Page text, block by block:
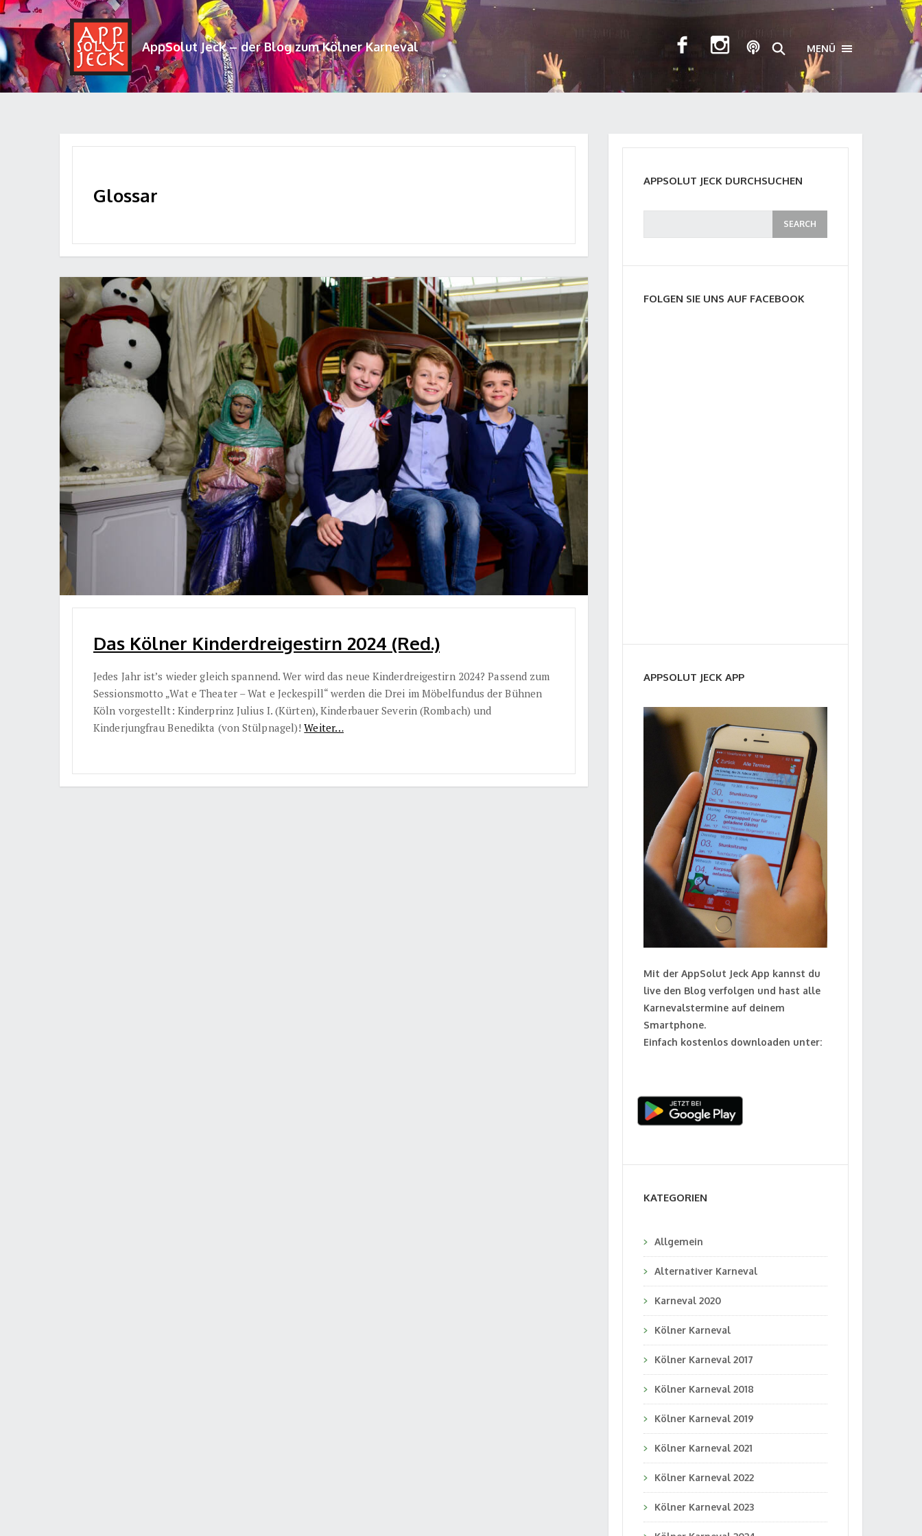
AppSolut Jeck – der Blog zum Kölner Karneval MENÜ TOGGLE
Glossar
Das Kölner Kinderdreigestirn 2024 (Red.)
Jedes Jahr ist’s wieder gleich spannend. Wer wird das neue Kinderdreigestirn 2024? Passend zum
Sessionsmotto „Wat e Theater – Wat e Jeckespill“ werden die Drei im Möbelfundus der Bühnen
Köln vorgestellt: Kinderprinz Julius I. (Kürten), Kinderbauer Severin (Rombach) und
Kinderjungfrau Benedikta (von Stülpnagel)!Weiter…
APPSOLUT JECK DURCHSUCHEN
FOLGEN SIE UNS AUF FACEBOOK
APPSOLUT JECK APP
Mit der AppSolut Jeck App kannst du
live den Blog verfolgen und hast alle
Karnevalstermine auf deinem
Smartphone.
Einfach kostenlos downloaden unter:
KATEGORIEN
Allgemein
Alternativer Karneval
Karneval 2020
Kölner Karneval
Kölner Karneval 2017
Kölner Karneval 2018
Kölner Karneval 2019
Kölner Karneval 2021
Kölner Karneval 2022
Kölner Karneval 2023